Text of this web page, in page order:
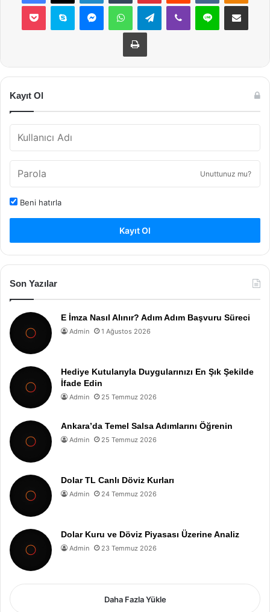
Pocket Skype MessengerWhatsAppTelegramViber Line E-Posta ile
Yazdır
Kayıt Ol
Unuttunuz mu?
Beni hatırla
Kayıt Ol
Son Yazılar
E İmza Nasıl Alınır? Adım Adım Başvuru Süreci
Admin 1 Ağustos 2026
Hediye Kutularıyla Duygularınızı En Şık Şekilde
İfade Edin
Admin 25 Temmuz 2026
Ankara’da Temel Salsa Adımlarını Öğrenin
Admin 25 Temmuz 2026
Dolar TL Canlı Döviz Kurları
Admin 24 Temmuz 2026
Dolar Kuru ve Döviz Piyasası Üzerine Analiz
Admin 23 Temmuz 2026
Daha Fazla Yükle